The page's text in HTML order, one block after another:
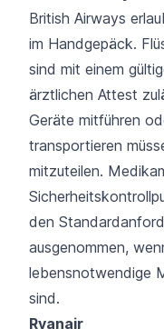
British Airways
im Handgepäck.
sind mit einem
ärztlichen Attest
Geräte mitführen
transportieren
mitzuteilen.
den
ausgenommen,
lebensnotwendige
sind.
Ryanair